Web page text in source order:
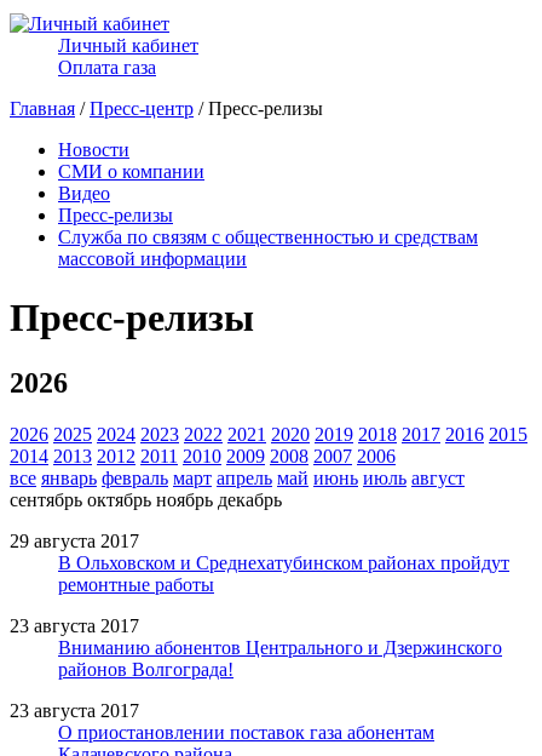
Личный кабинет
Оплата газа
Главная /Пресс-центр / Пресс-релизы
Новости
СМИ о компании
Видео
Пресс-релизы
Служба по связям с общественностью и средствам
массовой информации
Пресс-релизы
2026
2026 2025 2024 2023 2022 2021 2020 2019 2018 2017 2016 2015
2014 2013 2012 2011 2010 2009 2008 2007 2006
все январь февраль март апрель май июнь июль август
сентябрь октябрь ноябрь декабрь
29 августа 2017
В Ольховском и Среднехатубинском районах пройдут
ремонтные работы
23 августа 2017
Вниманию абонентов Центрального и Дзержинского
районов Волгограда!
23 августа 2017
О приостановлении поставок газа абонентам